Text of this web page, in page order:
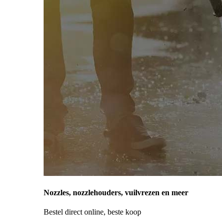
Nozzles, nozzlehouders, vuilvrezen en meer
Bestel direct online, beste koop